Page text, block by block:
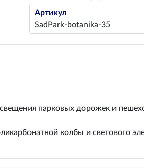
Артикул
SadPark-botanika-35
парковых дорожек и
колбы и светового